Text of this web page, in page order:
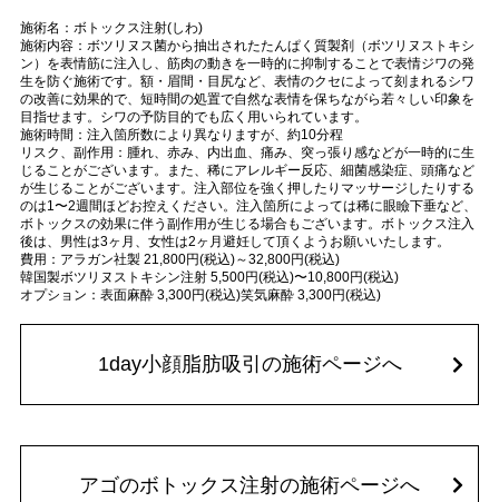
施術名：ボトックス注射(しわ)
施術内容：ボツリヌス菌から抽出されたたんぱく質製剤（ボツリヌストキシ
ン）を表情筋に注入し、筋肉の動きを一時的に抑制することで表情ジワの発
生を防ぐ施術です。額・眉間・目尻など、表情のクセによって刻まれるシワ
の改善に効果的で、短時間の処置で自然な表情を保ちながら若々しい印象を
目指せます。シワの予防目的でも広く用いられています。
施術時間：注入箇所数により異なりますが、約10分程
リスク、副作用：腫れ、赤み、内出血、痛み、突っ張り感などが一時的に生
じることがございます。また、稀にアレルギー反応、細菌感染症、頭痛など
が生じることがございます。注入部位を強く押したりマッサージしたりする
のは1〜2週間ほどお控えください。注入箇所によっては稀に眼瞼下垂など、
ボトックスの効果に伴う副作用が生じる場合もございます。ボトックス注入
後は、男性は3ヶ月、女性は2ヶ月避妊して頂くようお願いいたします。
費用：アラガン社製 21,800円(税込)～32,800円(税込)
韓国製ボツリヌストキシン注射 5,500円(税込)〜10,800円(税込)
オプション：表面麻酔 3,300円(税込)笑気麻酔 3,300円(税込)
1day小顔脂肪吸引の施術ページへ
アゴのボトックス注射の施術ページへ